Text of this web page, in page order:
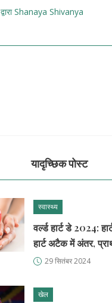
द्वारा Shanaya Shivanya
यादृच्छिक पोस्ट
स्वास्थ्य
वर्ल्ड हार्ट डे 2024:
हार्ट अटैक में अंतर,
और आधुनिक हृदय
29 सितंबर 2024
खेल